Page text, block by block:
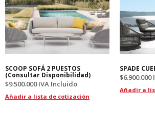
SCOOP SOFÁ 2 PUESTOS
(Consultar Disponibilidad)
$9.500.000IVA Incluido
Añadir a lista de cotización
SPADE
$6.900.000
Añadir a